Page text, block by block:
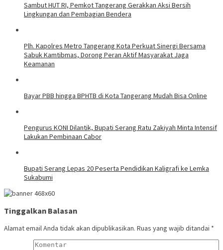
Sambut HUT RI, Pemkot Tangerang Gerakkan Aksi Bersih
Lingkungan dan Pembagian Bendera
Plh. Kapolres Metro Tangerang Kota Perkuat Sinergi Bersama
Sabuk Kamtibmas, Dorong Peran Aktif Masyarakat Jaga
Keamanan
Bayar PBB hingga BPHTB di Kota Tangerang Mudah Bisa Online
Pengurus KONI Dilantik, Bupati Serang Ratu Zakiyah Minta Intensif
Lakukan Pembinaan Cabor
Bupati Serang Lepas 20 Peserta Pendidikan Kaligrafi ke Lemka
Sukabumi
Tinggalkan Balasan
Alamat email Anda tidak akan dipublikasikan. Ruas yang wajib ditandai *